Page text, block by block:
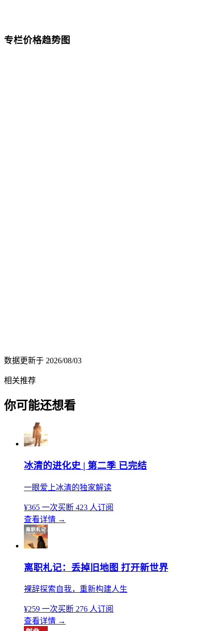
专栏价格趋势图
数据更新于 2026/08/03
相关推荐
你可能还想看
冰清的进化史 | 第二季 已完结
一眼爱上冰清的独家解读
¥365 一次买断 423 人订阅
查看详情 →
离职札记：丢掉旧地图 打开新世界
裸辞探索自我，重新构建人生
¥259 一次买断 276 人订阅
查看详情 →